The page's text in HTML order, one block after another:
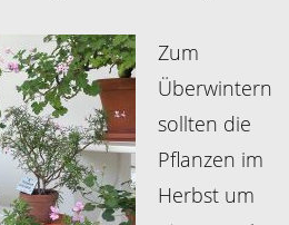
Zum
Überwintern
sollten die
Pflanzen im
Herbst um